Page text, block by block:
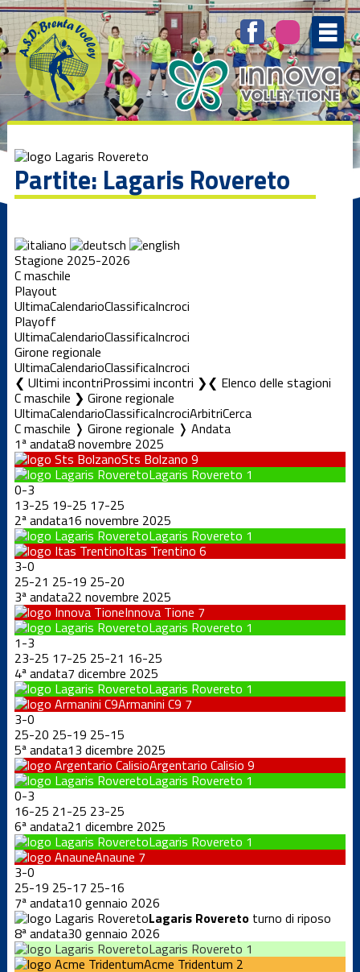
Partite: Lagaris Rovereto
Stagione 2025-2026
C maschile
Playout
UltimaCalendarioClassificaIncroci
Playoff
UltimaCalendarioClassificaIncroci
Girone regionale
UltimaCalendarioClassificaIncroci
❮ Ultimi incontriProssimi incontri ❯ Elenco delle stagioni
C maschile ❯ Girone regionale
UltimaCalendarioClassificaIncrociArbitriCerca
C maschile ❭ Girone regionale ❭ Andata
1ª andata8 novembre 2025
Sts Bolzano 9
Lagaris Rovereto 1
0-3
13-25 19-25 17-25
2ª andata16 novembre 2025
Lagaris Rovereto 1
Itas Trentino 6
3-0
25-21 25-19 25-20
3ª andata22 novembre 2025
Innova Tione 7
Lagaris Rovereto 1
1-3
23-25 17-25 25-21 16-25
4ª andata7 dicembre 2025
Lagaris Rovereto 1
Armanini C9 7
3-0
25-20 25-19 25-15
5ª andata13 dicembre 2025
Argentario Calisio 9
Lagaris Rovereto 1
0-3
16-25 21-25 23-25
6ª andata21 dicembre 2025
Lagaris Rovereto 1
Anaune 7
3-0
25-19 25-17 25-16
7ª andata10 gennaio 2026
Lagaris Roveretoturno di riposo
8ª andata30 gennaio 2026
Lagaris Rovereto 1
Acme Tridentum 2